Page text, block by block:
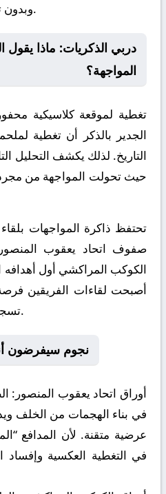
وبدون تقطيع لضمان أفضل تجربة.
المواجهة؟
تغطية لموقعة كلاسيكية
الجدير بالذكر أن تغطية
التاريخ. لذلك يكشف التحليل
حيث تحولت المواجهة من مجرد
تحتفظ ذاكرة المواجهات
صفوف اتحاد يعقوب
الكوكب المراكشي أول أهدافه
أصبحت لقاءات الفريقين
تسجل أسماءها بمداد من ذهب.
⚽ نجوم سيفرضون
أوراق اتحاد يعقوب المنصور:
في بناء الهجمات من الخلف
عرضية متقنة. لأن المدافع
في التغطية العكسية وإفساد